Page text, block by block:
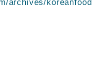
archives/koreanfood